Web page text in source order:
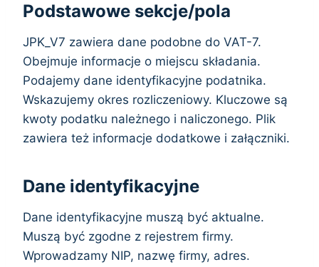
Podstawowe sekcje/pola
JPK_V7 zawiera dane podobne do VAT-7.
Obejmuje informacje o miejscu składania.
Podajemy dane identyfikacyjne podatnika.
Wskazujemy okres rozliczeniowy. Kluczowe są
kwoty podatku należnego i naliczonego. Plik
zawiera też informacje dodatkowe i załączniki.
Dane identyfikacyjne
Dane identyfikacyjne muszą być aktualne.
Muszą być zgodne z rejestrem firmy.
Wprowadzamy NIP, nazwę firmy, adres.